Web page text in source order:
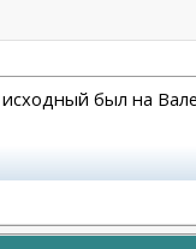
исходный был на